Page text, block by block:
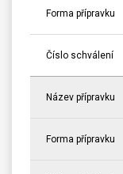
Forma přípravku
Číslo schválení
Název přípravku
Forma přípravku